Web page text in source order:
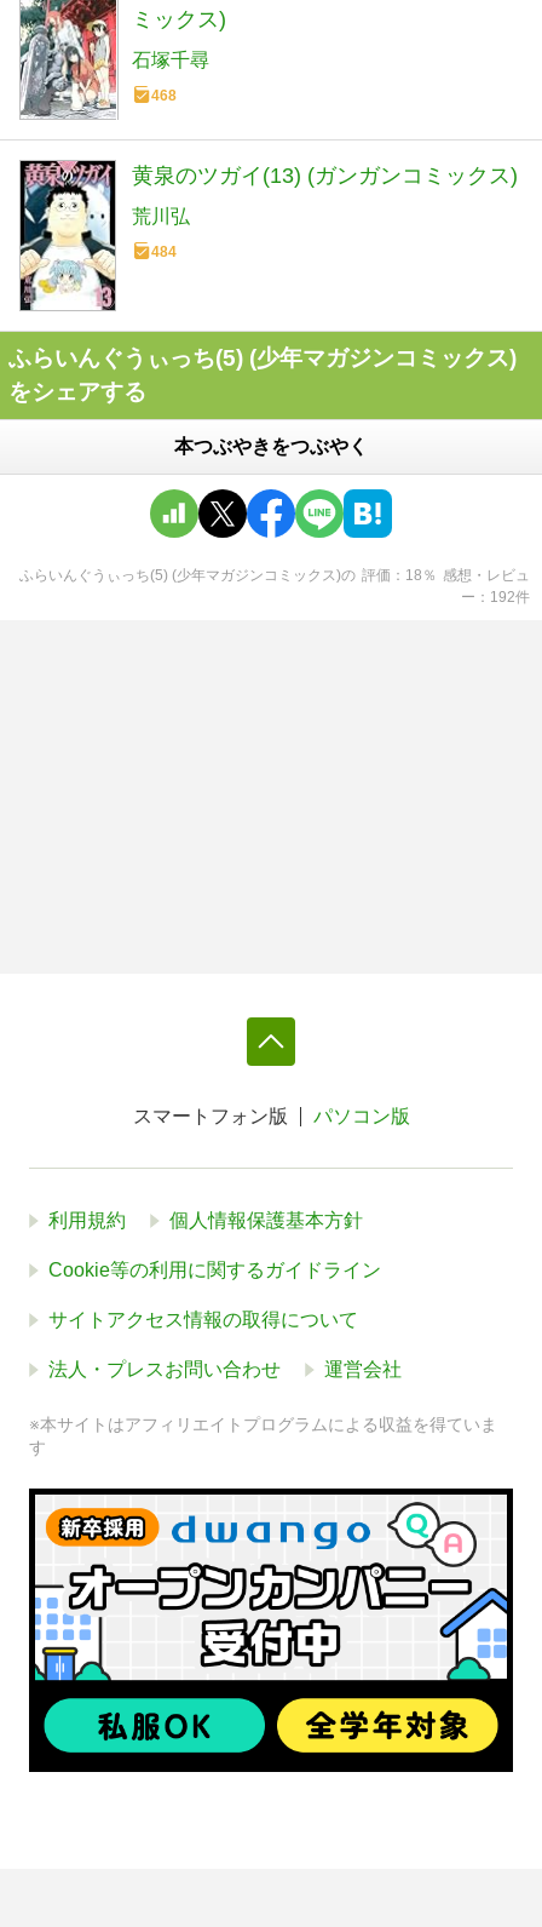
ミックス)
石塚千尋
468
黄泉のツガイ(13) (ガンガンコミックス)
荒川弘
484
ふらいんぐうぃっち(5) (少年マガジンコミックス)
をシェアする
本つぶやきをつぶやく
ふらいんぐうぃっち(5) (少年マガジンコミックス)の 評価 18 ％ 感想・レビュ
ー
192件
スマートフォン版 パソコン版
利用規約 個人情報保護基本方針
Cookie等の利用に関するガイドライン
サイトアクセス情報の取得について
法人・プレスお問い合わせ 運営会社
※本サイトはアフィリエイトプログラムによる収益を得ていま
す